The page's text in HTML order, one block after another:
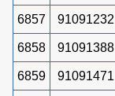
6857 91091232
6858 91091388
6859 91091471